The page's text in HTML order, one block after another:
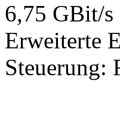
6,75 GBit/s
Erweiterte
Steuerung: